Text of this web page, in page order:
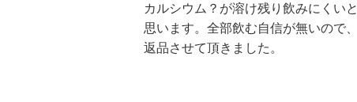
カルシウム？が溶け残り飲みにくいと
思います。全部飲む自信が無いので、
返品させて頂きました。